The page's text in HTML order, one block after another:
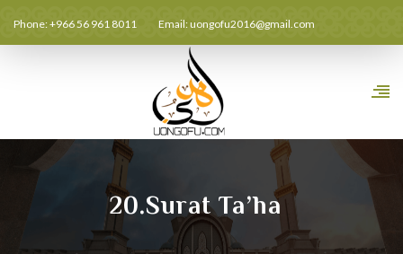
Phone: +966 56 961 8011 Email:uongofu2016@gmail.com
20.Surat Ta’ha